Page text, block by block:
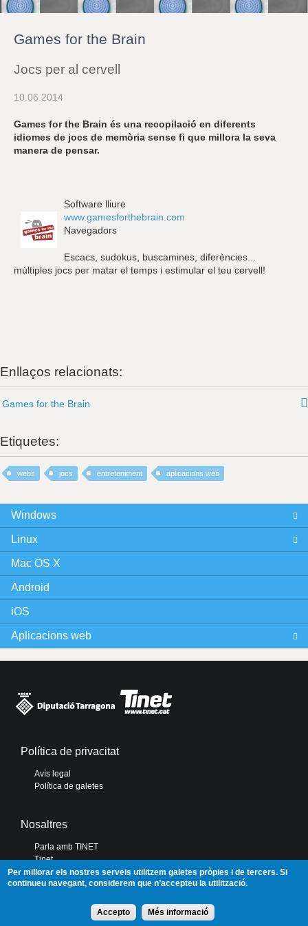
a
Games for the Brain
Jocs per al cervell
10.06.2014
Games for the Brain és una recopilació en diferents
idiomes de jocs de memòria sense fi que millora la seva
manera de pensar.
Software lliure
www.gamesforthebrain.com
Navegadors
Escacs, sudokus, buscamines, diferències...
múltiples jocs per matar el temps i estimular el teu cervell!
Enllaços relacionats:
Games for the Brain
Etiquetes:
webs jocs entreteniment aplicacions web
Windows
Linux
Mac OS X
Android
iOS
Aplicacions web
Política de privacitat
Avís legal
Política de galetes
Nosaltres
Parla amb TINET
Tinet
Diputació de Tarragona
Portal de Transparència
Per millorar els nostres serveis utilitzem galetes pròpies i de tercers. Si
continueu navegant, considerem que n’accepteu la utilització.
Accepto Més informació